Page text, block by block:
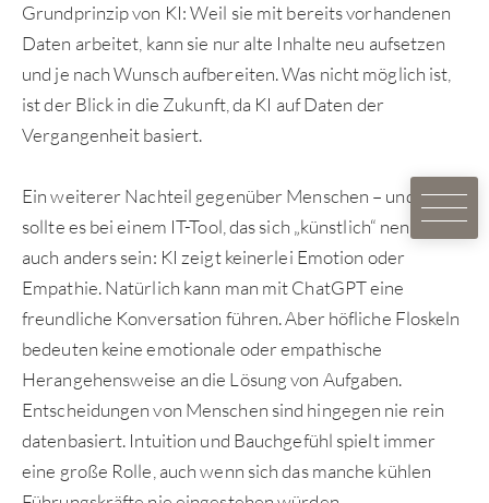
Grundprinzip von KI: Weil sie mit bereits vorhandenen
Daten arbeitet, kann sie nur alte Inhalte neu aufsetzen
und je nach Wunsch aufbereiten. Was nicht möglich ist,
ist der Blick in die Zukunft, da KI auf Daten der
Vergangenheit basiert.
Ein weiterer Nachteil gegenüber Menschen – und wie
sollte es bei einem IT-Tool, das sich „künstlich“ nennt
auch anders sein: KI zeigt keinerlei Emotion oder
Empathie. Natürlich kann man mit ChatGPT eine
freundliche Konversation führen. Aber höfliche Floskeln
bedeuten keine emotionale oder empathische
Herangehensweise an die Lösung von Aufgaben.
Entscheidungen von Menschen sind hingegen nie rein
datenbasiert. Intuition und Bauchgefühl spielt immer
eine große Rolle, auch wenn sich das manche kühlen